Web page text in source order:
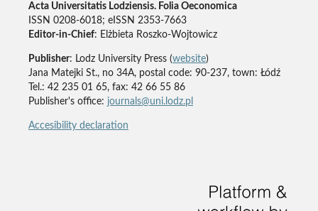
Acta Universitatis Lodziensis. Folia Oeconomica
ISSN 0208-6018; eISSN 2353-7663
Editor-in-Chief: Elżbieta Roszko-Wojtowicz
Publisher: Lodz University Press (website)
Jana Matejki St., no 34A, postal code: 90-237, town: Łódź
Tel.: 42 235 01 65, fax: 42 66 55 86
Publisher's office: journals@uni.lodz.pl
Accesibility declaration